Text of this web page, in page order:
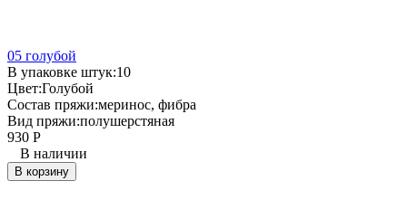
05 голубой
В упаковке штук:10
Цвет:Голубой
Состав пряжи:меринос, фибра
Вид пряжи:полушерстяная
930 Р
В наличии
В корзину